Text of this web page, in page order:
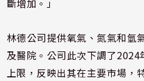
斷增加。」
林德公司提供氧氣、氮氣和氫
及醫院。公司此次下調了2024
上限，反映出其在主要市場，